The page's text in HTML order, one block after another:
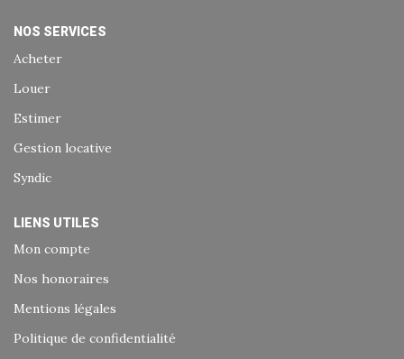
NOS SERVICES
Acheter
Louer
Estimer
Gestion locative
Syndic
LIENS UTILES
Mon compte
Nos honoraires
Mentions légales
Politique de confidentialité